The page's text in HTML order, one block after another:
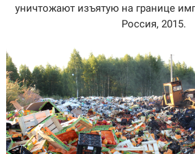
уничтожают изъятую на границе
Россия, 2015.